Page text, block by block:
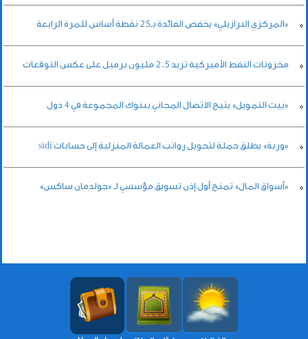
«المركزي البرازيلي» يخفض الفائدة بـ25 نقطة أساس للمرة الرابعة
مخزونات النفط الأميركية تزيد 2.5 مليون برميل على عكس التوقعات
«بيت التمويل» يتيح الاتصال المجاني ببنوك المجموعة في 4 دول
«وربة» يطلق حملة لتحويل رواتب العمالة المنزلية إلى حسابات sidi
«أسواق المال» تمنح أول إذن تسويق مؤسسي لـ «جولدمان ساكس»